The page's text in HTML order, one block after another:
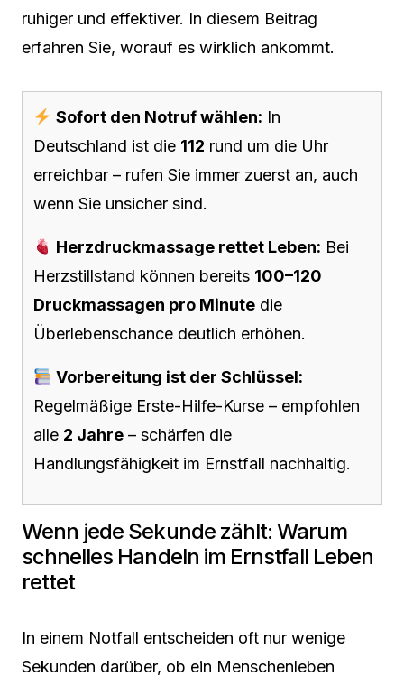
ruhiger und effektiver. In diesem Beitrag
erfahren Sie, worauf es wirklich ankommt.
Sofort den Notruf wählen: In
Deutschland ist die 112 rund um die Uhr
erreichbar – rufen Sie immer zuerst an, auch
wenn Sie unsicher sind.
Herzdruckmassage rettet Leben: Bei
Herzstillstand können bereits 100–120
Druckmassagen pro Minute die
Überlebenschance deutlich erhöhen.
Vorbereitung ist der Schlüssel:
Regelmäßige Erste-Hilfe-Kurse – empfohlen
alle 2 Jahre – schärfen die
Handlungsfähigkeit im Ernstfall nachhaltig.
Wenn jede Sekunde zählt: Warum
schnelles Handeln im Ernstfall Leben
rettet
In einem Notfall entscheiden oft nur wenige
Sekunden darüber, ob ein Menschenleben